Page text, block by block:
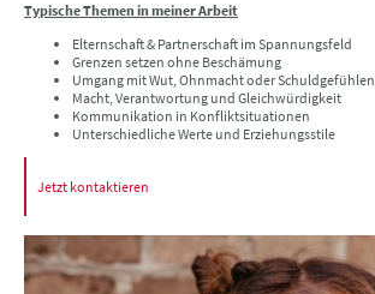
Typische Themen in meiner Arbeit
Elternschaft & Partnerschaft im Spannungsfeld
Grenzen setzen ohne Beschämung
Umgang mit Wut, Ohnmacht oder Schuldgefühlen
Macht, Verantwortung und Gleichwürdigkeit
Kommunikation in Konfliktsituationen
Unterschiedliche Werte und Erziehungsstile
Jetzt kontaktieren